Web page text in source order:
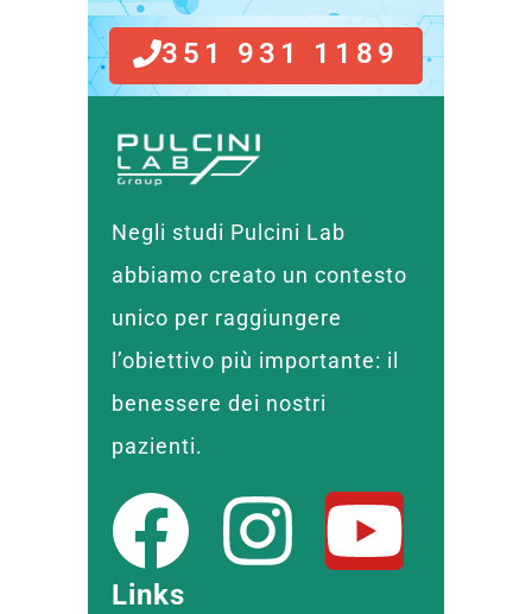
351 931 1189
Negli studi Pulcini Lab
abbiamo creato un contesto
unico per raggiungere
l’obiettivo più importante: il
benessere dei nostri
pazienti.
Links